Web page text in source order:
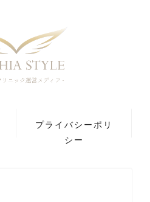
プライバシーポリ
シー